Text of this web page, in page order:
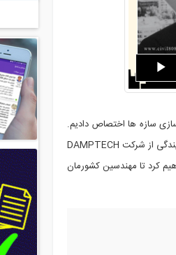
نوین بهسازی و مقاوم سازی سازه ها اختصاص دادیم.
میهمان این شماره جناب دکتر علایی مدیر عامل شرکت بهساز اندیشان میباشند که میراگر های اصطکاکی دورانی را در ایران با نمایندگی از شرکت DAMPTECH
کرد تا مهندسین کشورمان